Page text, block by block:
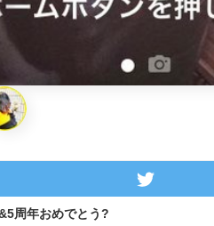
周年おめでとう?